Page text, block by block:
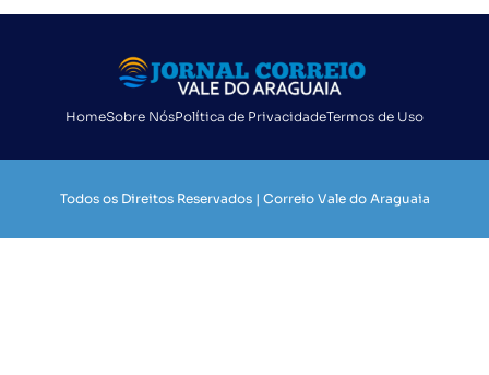
HomeSobre NósPolítica de PrivacidadeTermos de Uso
Todos os Direitos Reservados | Correio Vale do Araguaia